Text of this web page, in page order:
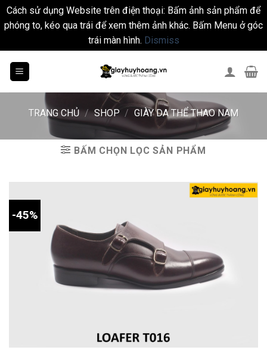
Cách sử dụng Website trên điện thoại: Bấm ảnh sản phẩm để
phóng to, kéo qua trái để xem thêm ảnh khác. Bấm Menu ở góc
trái màn hình. Dismiss
TRANG CHỦ / SHOP / GIÀY DA THỂ THAO NAM
BẤM CHỌN LỌC SẢN PHẨM
-45%